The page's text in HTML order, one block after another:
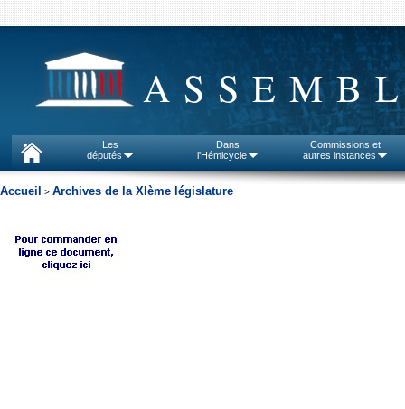
Les
députés
Dans
l'Hémicycle
Commissions et
autres instances
Accueil > Archives de la XIème législature